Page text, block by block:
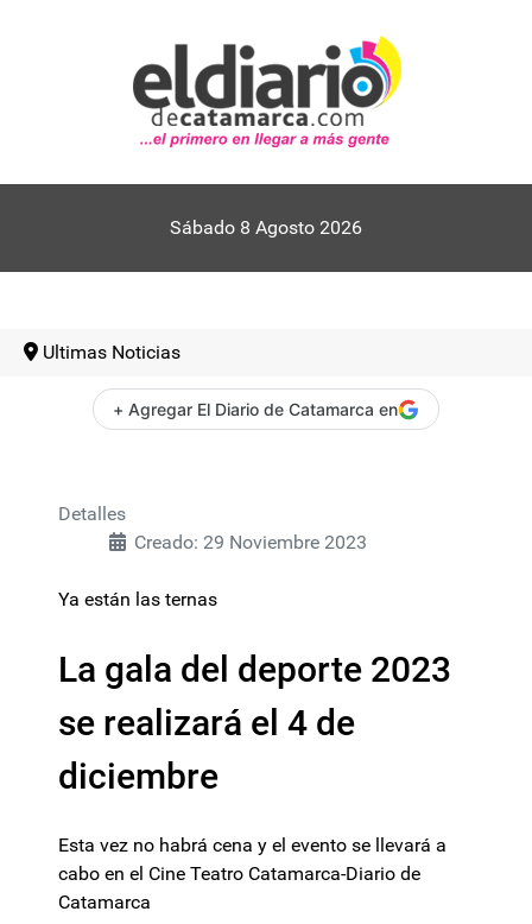
Sábado 8 Agosto 2026
Ultimas Noticias
+ Agregar El Diario de Catamarca en
Detalles
Creado: 29 Noviembre 2023
Ya están las ternas
La gala del deporte 2023
se realizará el 4 de
diciembre
Esta vez no habrá cena y el evento se llevará a
cabo en el Cine Teatro Catamarca-Diario de
Catamarca